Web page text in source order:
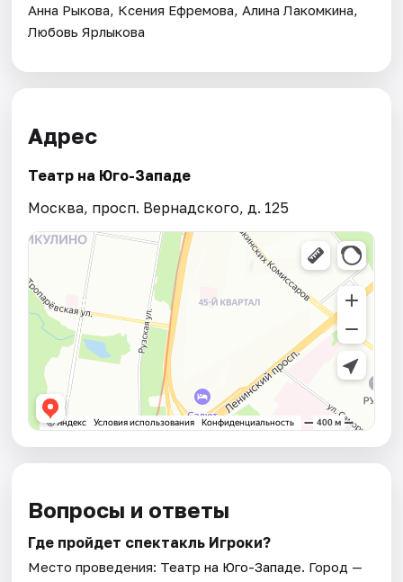
Анна Рыкова, Ксения Ефремова, Алина Лакомкина,
Любовь Ярлыкова
Адрес
Театр на Юго-Западе
Москва, просп. Вернадского, д. 125
Вопросы и ответы
Где пройдет спектакль Игроки?
Место проведения: Театр на Юго-Западе. Город —